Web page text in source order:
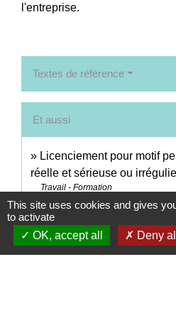
l'entreprise.
Textes de référence
Et aussi
Licenciement pour motif
réelle et sérieuse ou
Travail - Formation
Licenciement
irrégulier
Travail - Formation
This site uses cookies and gives
to activate
OK, accept all
Deny